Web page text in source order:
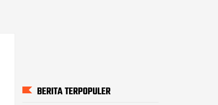
BERITA TERPOPULER